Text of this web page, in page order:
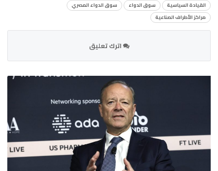
القيادة السياسية
سوق الدواء
سوق الدواء المصري
مراكز الأطراف الصناعية
اترك تعليق